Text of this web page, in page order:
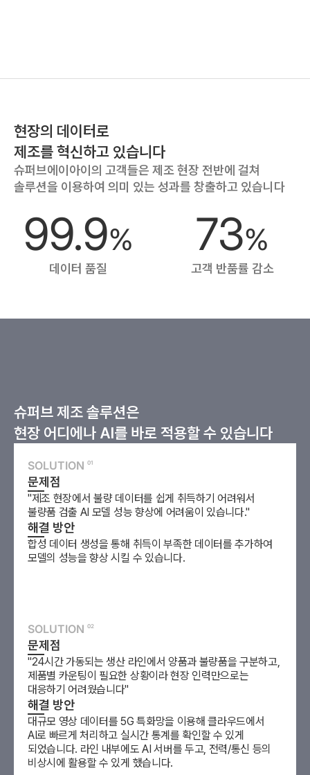
현장의 데이터로
제조를 혁신하고 있습니다
슈퍼브에이아이의 고객들은 제조 현장 전반에 걸쳐
솔루션을 이용하여 의미 있는 성과를 창출하고 있습니다
99.9%
데이터 품질
73%
고객 반품률 감소
슈퍼브 제조 솔루션은
현장 어디에나 AI를 바로 적용할 수 있습니다
SOLUTION 01
문제점
"제조 현장에서 불량 데이터를 쉽게 취득하기 어려워서
불량품 검출 AI 모델 성능 향상에 어려움이 있습니다."
해결 방안
합성 데이터 생성을 통해 취득이 부족한 데이터를 추가하여
모델의 성능을 향상 시킬 수 있습니다.
SOLUTION 02
문제점
"24시간 가동되는 생산 라인에서 양품과 불량품을 구분하고,
제품별 카운팅이 필요한 상황이라 현장 인력만으로는
대응하기 어려웠습니다"
해결 방안
대규모 영상 데이터를 5G 특화망을 이용해 클라우드에서
AI로 빠르게 처리하고 실시간 통계를 확인할 수 있게
되었습니다. 라인 내부에도 AI 서버를 두고, 전력/통신 등의
비상시에 활용할 수 있게 했습니다.